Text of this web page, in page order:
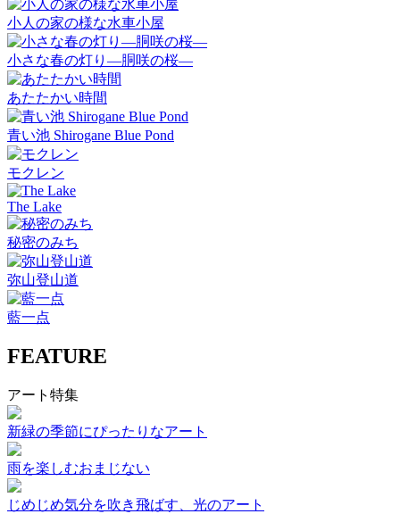
小人の家の様な水車小屋
小さな春の灯り―胴咲の桜―
あたたかい時間
青い池 Shirogane Blue Pond
モクレン
The Lake
秘密のみち
弥山登山道
藍一点
FEATURE
アート特集
新緑の季節にぴったりなアート
雨を楽しむおまじない
じめじめ気分を吹き飛ばす、光のアート